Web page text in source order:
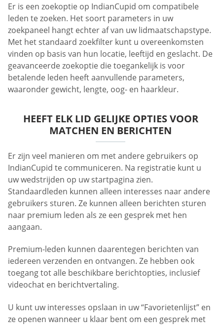
Er is een zoekoptie op IndianCupid om compatibele
leden te zoeken. Het soort parameters in uw
zoekpaneel hangt echter af van uw lidmaatschapstype.
Met het standaard zoekfilter kunt u overeenkomsten
vinden op basis van hun locatie, leeftijd en geslacht. De
geavanceerde zoekoptie die toegankelijk is voor
betalende leden heeft aanvullende parameters,
waaronder gewicht, lengte, oog- en haarkleur.
HEEFT ELK LID GELIJKE OPTIES VOOR
MATCHEN EN BERICHTEN
Er zijn veel manieren om met andere gebruikers op
IndianCupid te communiceren. Na registratie kunt u
uw wedstrijden op uw startpagina zien.
Standaardleden kunnen alleen interesses naar andere
gebruikers sturen. Ze kunnen alleen berichten sturen
naar premium leden als ze een gesprek met hen
aangaan.
Premium-leden kunnen daarentegen berichten van
iedereen verzenden en ontvangen. Ze hebben ook
toegang tot alle beschikbare berichtopties, inclusief
videochat en berichtvertaling.
U kunt uw interesses opslaan in uw “Favorietenlijst” en
ze openen wanneer u klaar bent om een gesprek met